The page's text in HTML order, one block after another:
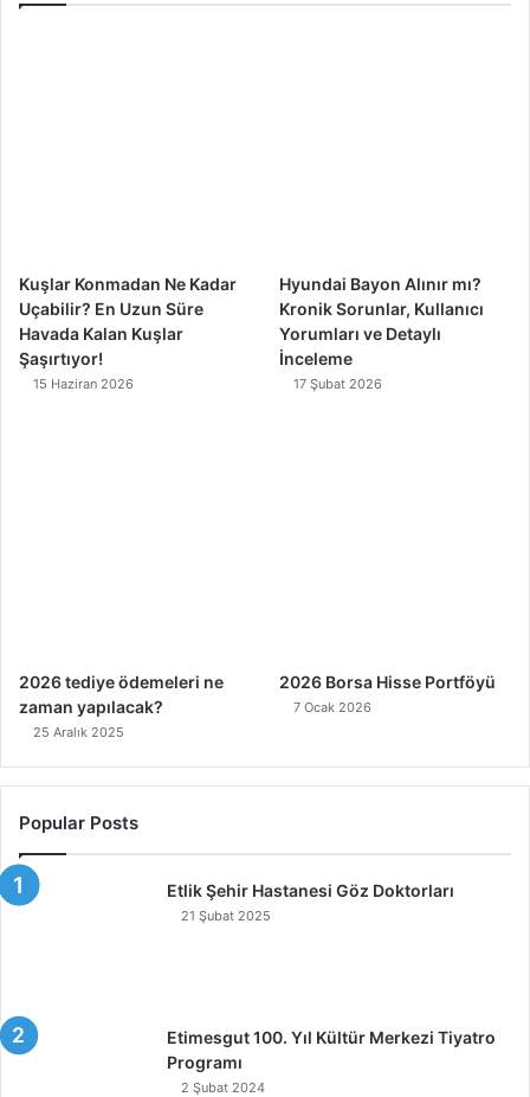
e
T
t
T
Kuşlar Konmadan Ne Kadar
Uçabilir? En Uzun Süre
Havada Kalan Kuşlar
Şaşırtıyor!
15 Haziran 2026
Hyundai Bayon Alınır mı?
Kronik Sorunlar, Kullanıcı
Yorumları ve Detaylı
İnceleme
17 Şubat 2026
2026 tediye ödemeleri ne
zaman yapılacak?
25 Aralık 2025
2026 Borsa Hisse Portföyü
7 Ocak 2026
Popular Posts
Etlik Şehir Hastanesi Göz Doktorları
21 Şubat 2025
Etimesgut 100. Yıl Kültür Merkezi Tiyatro
Programı
2 Şubat 2024